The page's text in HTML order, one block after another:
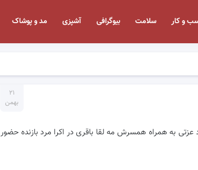
و کار سلامت بیوگرافی آشپزی مد و پوشاک
۲۱
بهمن
به همراه همسرش مه لقا باقری در اکرا مرد بازنده حضور